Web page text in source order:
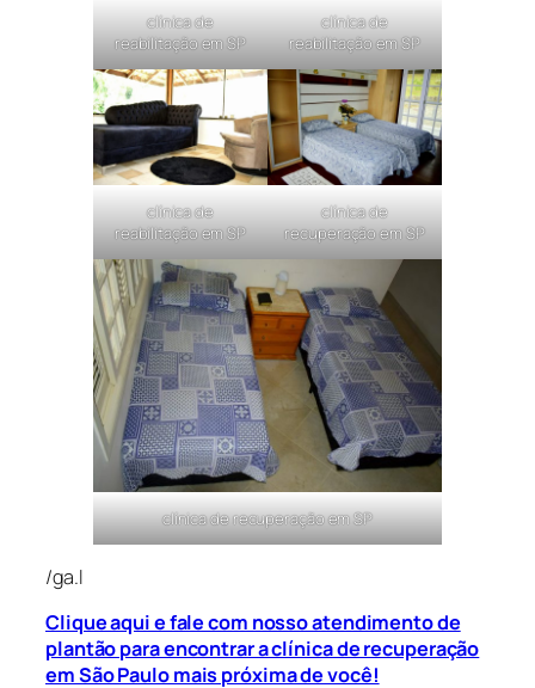
clínica de
reabilitação em SP
clínica de
reabilitação em SP
clínica de
reabilitação em SP
clínica de
recuperação em SP
clínica de recuperação em SP
/ga.l
Clique aqui e fale com nosso atendimento de
plantão para encontrar a clínica de recuperação
em São Paulo mais próxima de você!